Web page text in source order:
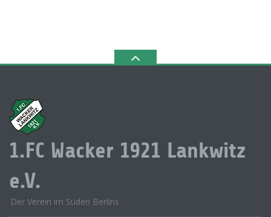
1.FC Wacker 1921 Lankwitz
e.V.
Der Verein im Süden Berlins